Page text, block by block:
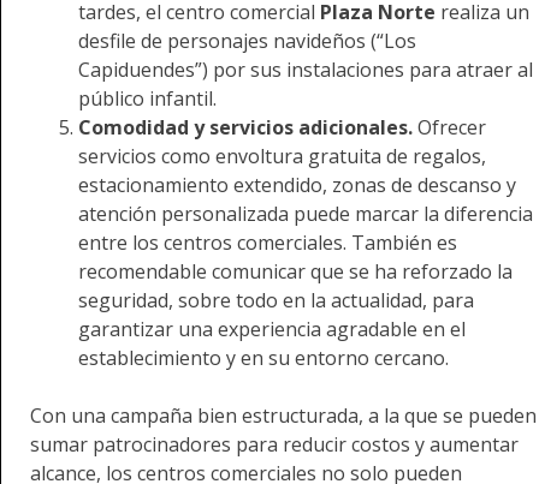
tardes, el centro comercial Plaza Norte realiza un
desfile de personajes navideños (“Los
Capiduendes”) por sus instalaciones para atraer al
público infantil.
Comodidad y servicios adicionales.Ofrecer
servicios como envoltura gratuita de regalos,
estacionamiento extendido, zonas de descanso y
atención personalizada puede marcar la diferencia
entre los centros comerciales. También es
recomendable comunicar que se ha reforzado la
seguridad, sobre todo en la actualidad, para
garantizar una experiencia agradable en el
establecimiento y en su entorno cercano.
Con una campaña bien estructurada, a la que se pueden
sumar patrocinadores para reducir costos y aumentar
alcance, los centros comerciales no solo pueden